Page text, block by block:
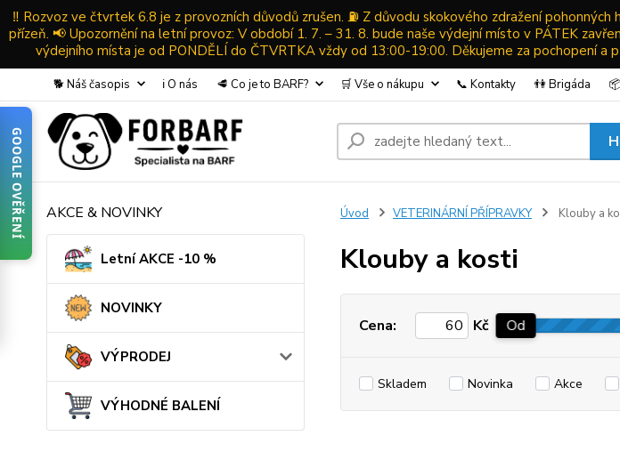
‼️ Rozvoz ve čtvrtek 6.8 je z provozních důvodů zrušen. ⛽ Z důvodu skokového zdražení
přízeň. 📢 Upozornění na letní provoz: V období 1. 7. – 31. 8. bude naše výdejní místo v PÁTEK
výdejního místa je od PONDĚLÍ do ČTVRTKA vždy od 13:00-19:00. Děkujeme za pochopení
🐕 Náš časopis ℹ️ O nás 🥩 Co je to BARF? 🛒 Vše o nákupu 📞 Kontakty 👫 Brigáda
AKCE & NOVINKY
Letní AKCE -10 %
NOVINKY
VÝPRODEJ
VÝHODNÉ BALENÍ
Úvod VETERINÁRNÍ PŘÍPRAVKY Klouby a
Klouby a kosti
Cena: Kč Od
Skladem Novinka Akce
GOOGLE OVĚŘENÍ